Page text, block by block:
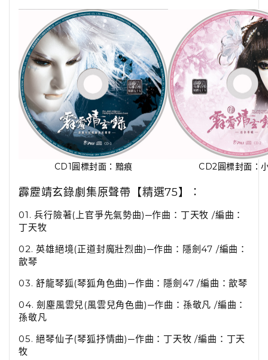
CD1圓標封面：黯痕 CD2圓標封面：
霹靂靖玄錄劇集原聲帶【精選75】：
01.兵行險著(上官爭先氣勢曲)─作曲：丁天牧 /編曲：
丁天牧
02.英雄絕境(正道封魔壯烈曲)─作曲：隱劍47 /編曲：
歆琴
03.舒龍琴狐(琴狐角色曲)─作曲：隱劍47 /編曲：歆琴
04.劍塵風雲兒(風雲兒角色曲)─作曲：孫敬凡/編曲：
孫敬凡
05.絕琴仙子(琴狐抒情曲)─作曲：丁天牧 /編曲：丁天
牧